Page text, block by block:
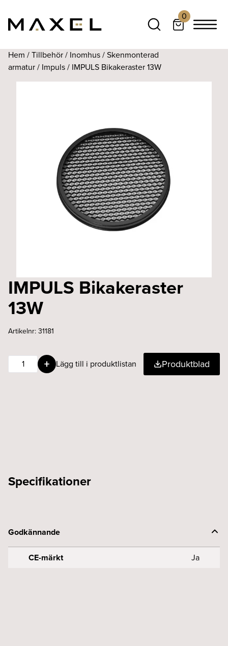
0
Hem /Tillbehör/ Inomhus/Skenmonterad
armatur/ Impuls/ IMPULS Bikakeraster 13W
IMPULS Bikakeraster
13W
Artikelnr:31181
IMPULS
Bikakeraster
Lägg till i produktlistan Produktblad
Specifikationer
Godkännande
CE-märkt Ja